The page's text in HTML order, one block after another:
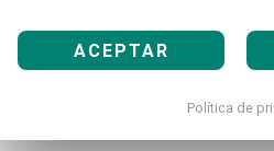
ACEPTAR
Política de